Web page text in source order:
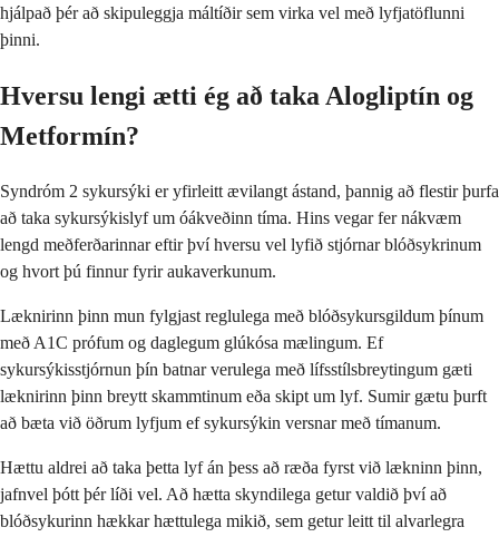
hjálpað þér að skipuleggja máltíðir sem virka vel með lyfjatöflunni
þinni.
Hversu lengi ætti ég að taka Alogliptín og
Metformín?
Syndróm 2 sykursýki er yfirleitt ævilangt ástand, þannig að flestir þurfa
að taka sykursýkislyf um óákveðinn tíma. Hins vegar fer nákvæm
lengd meðferðarinnar eftir því hversu vel lyfið stjórnar blóðsykrinum
og hvort þú finnur fyrir aukaverkunum.
Læknirinn þinn mun fylgjast reglulega með blóðsykursgildum þínum
með A1C prófum og daglegum glúkósa mælingum. Ef
sykursýkisstjórnun þín batnar verulega með lífsstílsbreytingum gæti
læknirinn þinn breytt skammtinum eða skipt um lyf. Sumir gætu þurft
að bæta við öðrum lyfjum ef sykursýkin versnar með tímanum.
Hættu aldrei að taka þetta lyf án þess að ræða fyrst við lækninn þinn,
jafnvel þótt þér líði vel. Að hætta skyndilega getur valdið því að
blóðsykurinn hækkar hættulega mikið, sem getur leitt til alvarlegra